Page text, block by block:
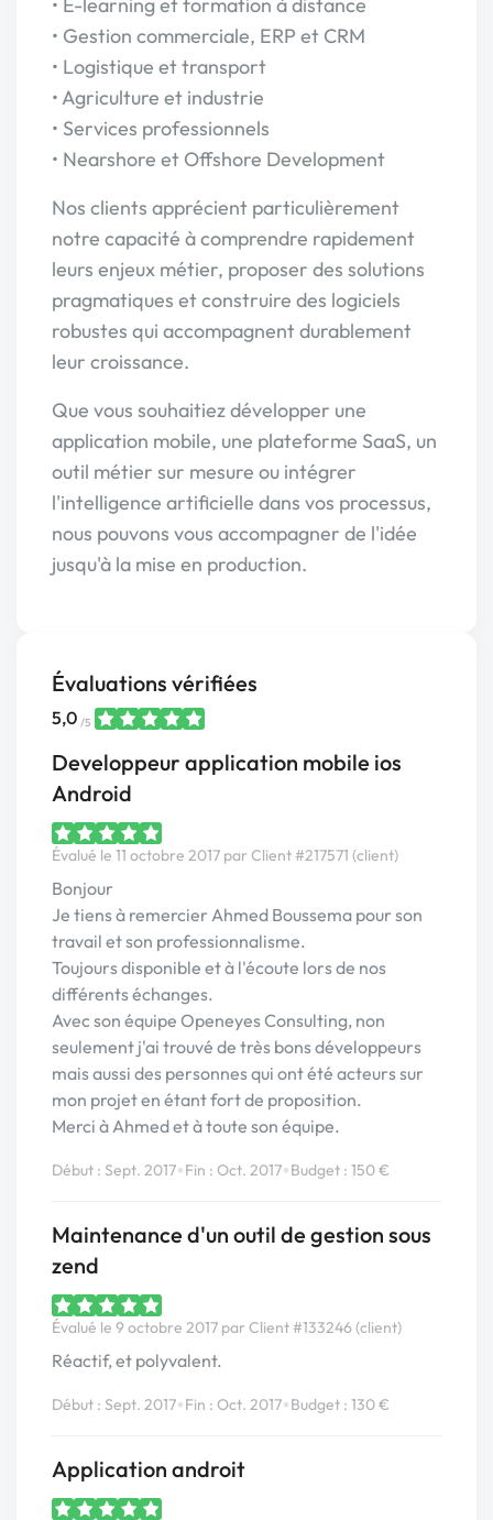
• Gestion commerciale, ERP et CRM
• Logistique et transport
• Agriculture et industrie
• Services professionnels
• Nearshore et Offshore Development
Nos clients apprécient particulièrement
notre capacité à comprendre rapidement
leurs enjeux métier, proposer des solutions
pragmatiques et construire des logiciels
robustes qui accompagnent durablement
leur croissance.
Que vous souhaitiez développer une
application mobile, une plateforme SaaS, un
outil métier sur mesure ou intégrer
l'intelligence artificielle dans vos processus,
nous pouvons vous accompagner de l'idée
jusqu'à la mise en production.
Évaluations vérifiées
5,0 /5
Developpeur application mobile ios
Android
Évalué le 11 octobre 2017 par Client #217571 (client)
Bonjour
Je tiens à remercier Ahmed Boussema pour son
travail et son professionnalisme.
Toujours disponible et à l'écoute lors de nos
différents échanges.
Avec son équipe Openeyes Consulting, non
seulement j'ai trouvé de très bons développeurs
mais aussi des personnes qui ont été acteurs sur
mon projet en étant fort de proposition.
Merci à Ahmed et à toute son équipe.
Début : Sept. 2017•Fin : Oct. 2017•Budget : 150 €
Maintenance d'un outil de gestion sous
zend
Évalué le 9 octobre 2017 par Client #133246 (client)
Réactif, et polyvalent.
Début : Sept. 2017•Fin : Oct. 2017•Budget : 130 €
Application androit